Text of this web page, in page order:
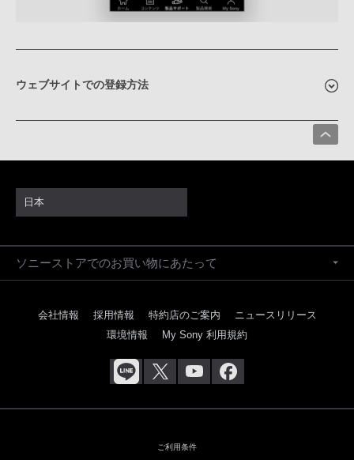
ウェブサイトでの登録方法
日本
ソニーストアでのお買い物にあたって
会社情報 採用情報 特約店のご案内
ニュースリリース
環境情報
My Sony 利用規約
ご利用条件